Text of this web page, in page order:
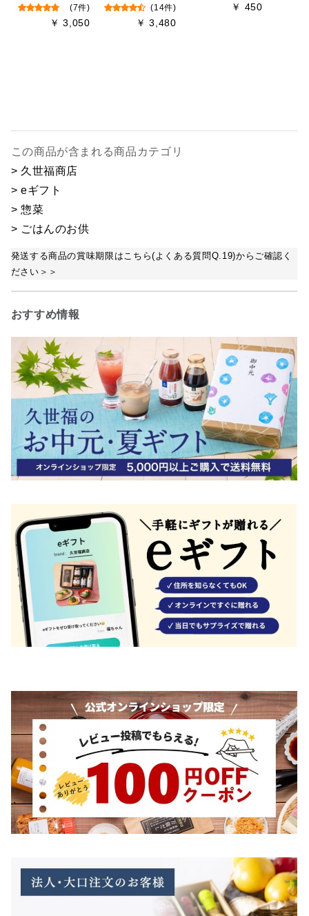
(7件)
￥ 3,050
(14件)
￥ 3,480
￥ 450
この商品が含まれる商品カテゴリ
> 久世福商店
> eギフト
> 惣菜
> ごはんのお供
発送する商品の賞味期限はこちら(よくある質問Q.19)からご確認く
ださい＞＞
おすすめ情報